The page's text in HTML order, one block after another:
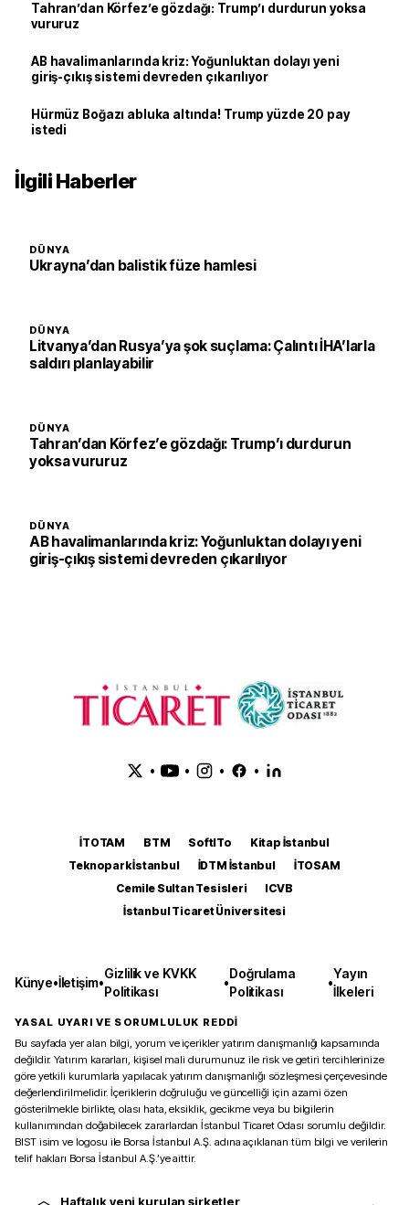
Tahran’dan Körfez’e gözdağı: Trump’ı durdurun yoksa
vururuz
AB havalimanlarında kriz: Yoğunluktan dolayı yeni
giriş-çıkış sistemi devreden çıkarılıyor
Hürmüz Boğazı abluka altında! Trump yüzde 20 pay
istedi
İlgili Haberler
DÜNYA
Ukrayna’dan balistik füze hamlesi
DÜNYA
Litvanya’dan Rusya’ya şok suçlama: Çalıntı İHA’larla
saldırı planlayabilir
DÜNYA
Tahran’dan Körfez’e gözdağı: Trump’ı durdurun
yoksa vururuz
DÜNYA
AB havalimanlarında kriz: Yoğunluktan dolayı yeni
giriş-çıkış sistemi devreden çıkarılıyor
• • • •
İTOTAM BTM SoftITo
Kitap İstanbul
Teknopark İstanbul
İDTM İstanbul
İTOSAM
Cemile Sultan Tesisleri
ICVB
İstanbul Ticaret Üniversitesi
Künye•İletişim•
Gizlilik ve KVKK
Politikası
•
Doğrulama
Politikası
•
Yayın
İlkeleri
YASAL UYARI VE SORUMLULUK REDDİ
Bu sayfada yer alan bilgi, yorum ve içerikler yatırım danışmanlığı kapsamında
değildir. Yatırım kararları, kişisel mali durumunuz ile risk ve getiri tercihlerinize
göre yetkili kurumlarla yapılacak yatırım danışmanlığı sözleşmesi çerçevesinde
değerlendirilmelidir. İçeriklerin doğruluğu ve güncelliği için azami özen
gösterilmekle birlikte, olası hata, eksiklik, gecikme veya bu bilgilerin
kullanımından doğabilecek zararlardan İstanbul Ticaret Odası sorumlu değildir.
BIST isim ve logosu ile Borsa İstanbul A.Ş. adına açıklanan tüm bilgi ve verilerin
telif hakları Borsa İstanbul A.Ş.’ye aittir.
Haftalık yeni kurulan şirketler